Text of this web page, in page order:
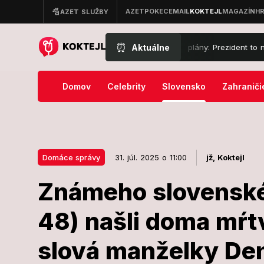
⏰ Aktuálne
súd prekazil Trumpovy veľké plány: Prezident to nenechal len
Domov Celebrity Slovensko
Domáce správy 31. júl. 2025 o 11:00 jž, Koktejl
Známeho
48) našli doma
slová manželky
Domáce správy
Známeho